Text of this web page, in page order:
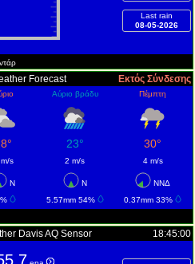
Last rain
08-05-2026
Forecast Εκτός Σύνδεσης
Αύριο βράδυ Πέμπτη
23° 30°
s 2 m/s 4 m/s
Ν Ν
ΝΝΔ
5.57mm 54%
0.37mm 33%
Davis AQ Sensor 18:45:00